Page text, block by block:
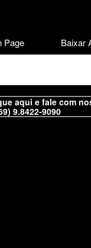
aqui e fale com
9.8422-9090
Page Baixar